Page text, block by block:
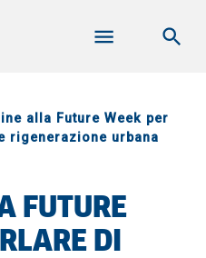
alla Future Week per
rigenerazione urbana
FUTURE
DI